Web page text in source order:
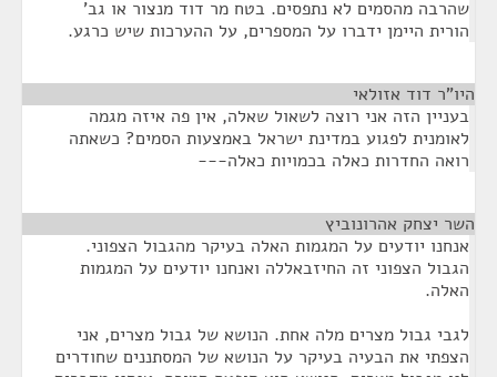
שהרבה מהסמים לא נתפסים. בטח מר דוד מנצור או גב'
הורית היימן ידברו על המספרים, על ההערכות שיש כרגע.
היו"ר דוד אזולאי
בעניין הזה אני רוצה לשאול שאלה, אין פה איזה מגמה
לאומנית לפגוע במדינת ישראל באמצעות הסמים? כשאתה
רואה החדרות כאלה בכמויות כאלה---
השר יצחק אהרונוביץ
אנחנו יודעים על המגמות האלה בעיקר מהגבול הצפוני.
הגבול הצפוני זה החיזבאללה ואנחנו יודעים על המגמות
האלה.
לגבי גבול מצרים מלה אחת. הנושא של גבול מצרים, אני
הצפתי את הבעיה בעיקר על הנושא של המסתננים שחודרים